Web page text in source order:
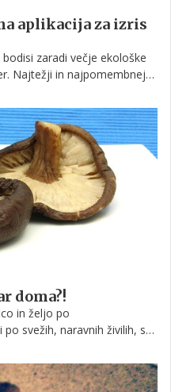
aplikacija za izris
zaradi večje ekološke
Najtežji in najpomembnejši
število potrebnih rastlin,
in mešane posevke.
doma?!
in željo po
svežih, naravnih živilih, se
potrebujete in nekaj